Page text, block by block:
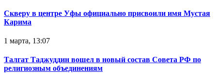
Скверу в центре Уфы официально присвоили имя Мустая
Карима
1 марта, 13:07
Талгат Таджуддин вошел в новый состав Совета РФ по
религиозным объединениям